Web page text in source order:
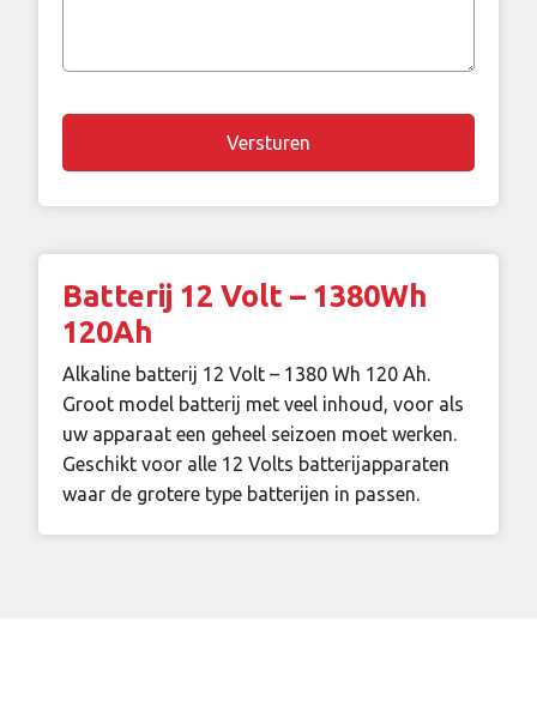
Chapta
Batterij 12 Volt – 1380Wh
120Ah
Alkaline batterij 12 Volt – 1380 Wh 120 Ah.
Groot model batterij met veel inhoud, voor als
uw apparaat een geheel seizoen moet werken.
Geschikt voor alle 12 Volts batterijapparaten
waar de grotere type batterijen in passen.